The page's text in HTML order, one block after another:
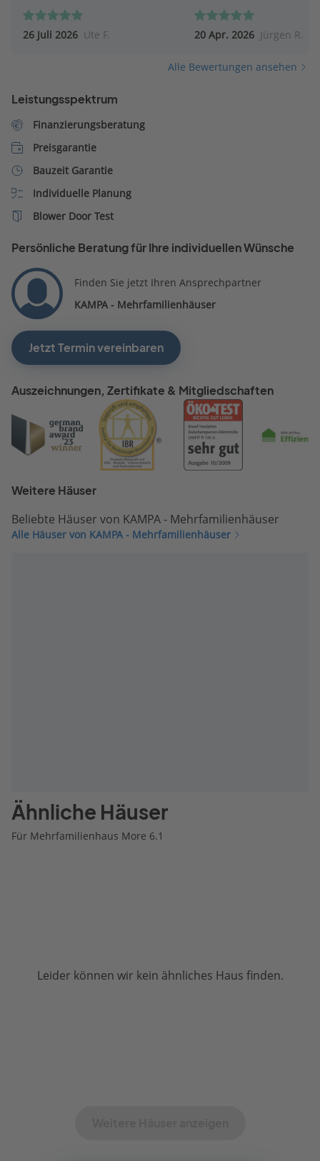
zweiter Termin unter
Einbeziehung der
vermittelt.
26 Juli 2026 Ute F.
werden kann.
20 Apr. 2026 Jürgen R.
Alle Bewertungen ansehen
Leistungsspektrum
Finanzierungsberatung
Preisgarantie
Bauzeit Garantie
Individuelle Planung
Blower Door Test
Persönliche Beratung für Ihre individuellen Wünsche
Finden Sie jetzt Ihren Ansprechpartner
KAMPA - Mehrfamilienhäuser
Jetzt Termin vereinbaren
Auszeichnungen, Zertifikate & Mitgliedschaften
Weitere Häuser
Beliebte Häuser von KAMPA - Mehrfamilienhäuser
Alle Häuser von KAMPA - Mehrfamilienhäuser
Ähnliche Häuser
Für Mehrfamilienhaus More 6.1
Leider können wir kein ähnliches Haus finden.